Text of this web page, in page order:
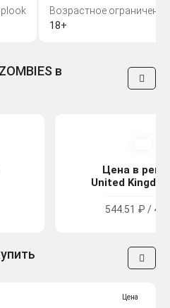
Возрастное ограничение
18+
в
Цена в
United
544.51 ₽ /
Цена